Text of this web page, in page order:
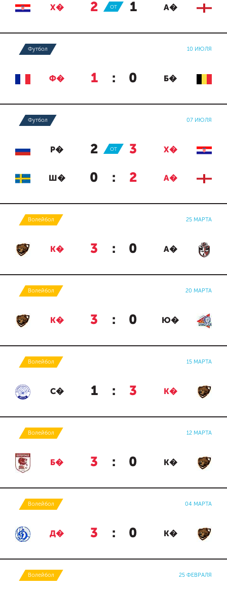
Х� 2 : 1 А�
ОТ
Футбол 10 ИЮЛЯ
Ф� 1 : 0 Б�
Футбол 07 ИЮЛЯ
Р� 2 : 3 Х�
ОТ
Ш� 0 : 2 А�
Волейбол 25 МАРТА
К� 3 : 0 А�
Волейбол 20 МАРТА
К� 3 : 0 Ю�
Волейбол 15 МАРТА
С� 1 : 3 К�
Волейбол 12 МАРТА
Б� 3 : 0 К�
Волейбол 04 МАРТА
Д� 3 : 0 К�
Волейбол 25 ФЕВРАЛЯ